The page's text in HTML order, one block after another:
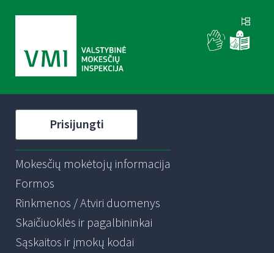
Prisijungti
Mokesčių mokėtojų informacija
Formos
Rinkmenos / Atviri duomenys
Skaičiuoklės ir pagalbininkai
Sąskaitos ir įmokų kodai